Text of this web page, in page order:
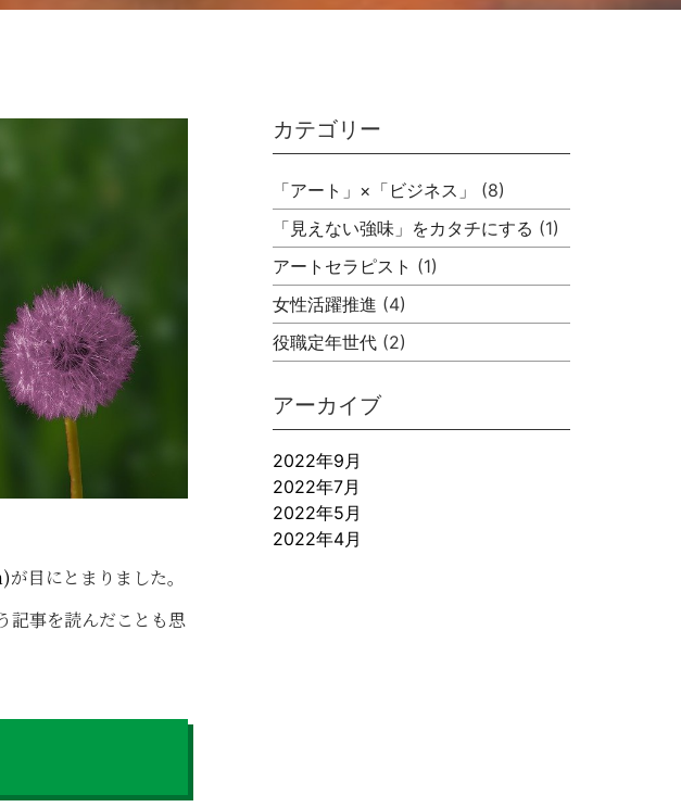
が目にとまりました。
記事を読んだことも思
カテゴリー
「アート」×「ビジネス」
(8)
「見えない強味」をカタチにする (1)
アートセラピスト (1)
女性活躍推進 (4)
役職定年世代 (2)
アーカイブ
2022年9月
2022年7月
2022年5月
2022年4月